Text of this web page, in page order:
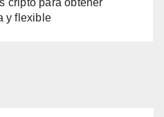
cripto para obtener
y flexible